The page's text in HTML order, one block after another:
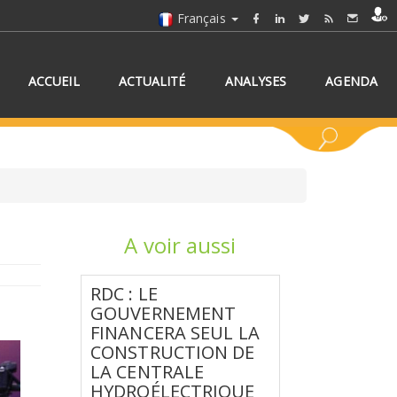
Français
ACCUEIL ACTUALITÉ ANALYSES AGENDA
UN/DES PAYS
A voir aussi
RDC : LE
GOUVERNEMENT
FINANCERA SEUL LA
CONSTRUCTION DE
LA CENTRALE
HYDROÉLECTRIQUE